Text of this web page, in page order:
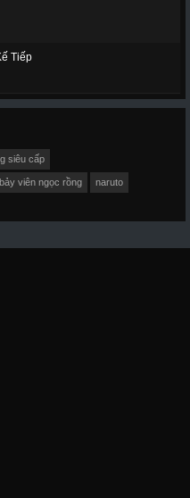
Tiếp
siêu cấp
bảy viên ngọc rồng naruto